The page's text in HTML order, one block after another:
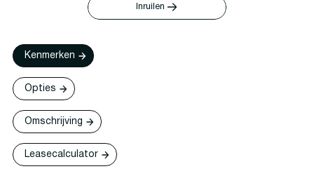
Inruilen
Kenmerken
Opties
Omschrijving
Leasecalculator